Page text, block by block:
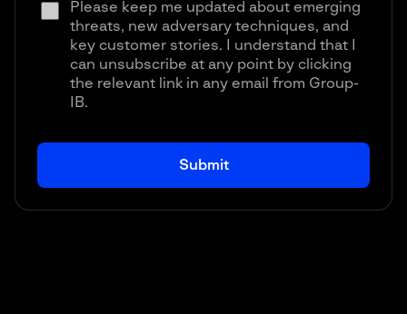
Please keep me updated about emerging
threats, new adversary techniques, and
key customer stories. I understand that I
can unsubscribe at any point by clicking
the relevant link in any email from Group-
IB.